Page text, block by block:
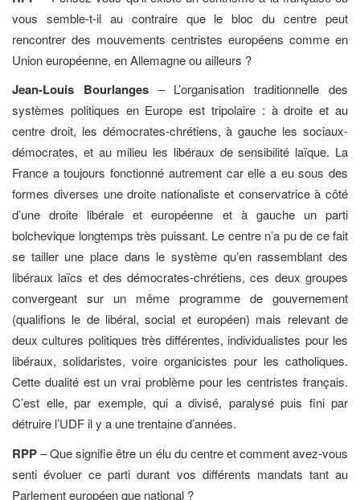
vous semble-t-il au contraire que le bloc du centre peut
rencontrer des mouvements centristes européens comme en
Union européenne, en Allemagne ou ailleurs ?
Jean-Louis Bourlanges– L’organisation traditionnelle des
systèmes politiques en Europe est tripolaire : à droite et au
centre droit, les démocrates-chrétiens, à gauche les sociaux-
démocrates, et au milieu les libéraux de sensibilité laïque. La
France a toujours fonctionné autrement car elle a eu sous des
formes diverses une droite nationaliste et conservatrice à côté
d’une droite libérale et européenne et à gauche un parti
bolchevique longtemps très puissant. Le centre n’a pu de ce fait
se tailler une place dans le système qu’en rassemblant des
libéraux laïcs et des démocrates-chrétiens, ces deux groupes
convergeant sur un même programme de gouvernement
(qualifions le de libéral, social et européen) mais relevant de
deux cultures politiques très différentes, individualistes pour les
libéraux, solidaristes, voire organicistes pour les catholiques.
Cette dualité est un vrai problème pour les centristes français.
C’est elle, par exemple, qui a divisé, paralysé puis fini par
détruire l’UDF il y a une trentaine d’années.
RPP– Que signifie être un élu du centre et comment avez-vous
senti évoluer ce parti durant vos différents mandats tant au
Parlement européen que national ?